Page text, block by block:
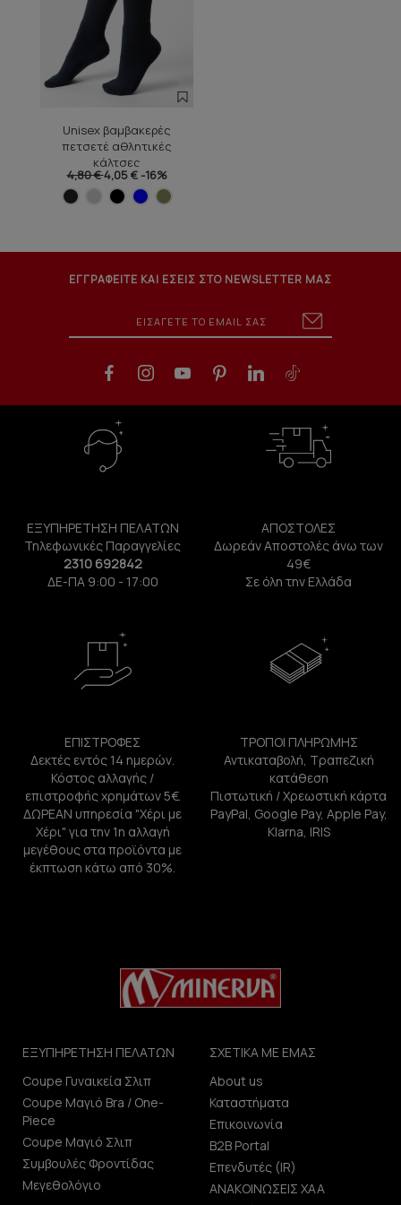
Unisex βαμβακερές
πετσετέ αθλητικές
κάλτσες
4,80 €4,05 € -16%
ΕΓΓΡΑΦΕΙΤΕ ΚΑΙ ΕΣΕΙΣ ΣΤΟ NEWSLETTER ΜΑΣ
ΕΞΥΠΗΡΕΤΗΣΗ ΠΕΛΑΤΩΝ
Τηλεφωνικές Παραγγελίες
2310 692842
ΔΕ-ΠΑ 9:00 - 17:00
ΑΠΟΣΤΟΛΕΣ
Δωρεάν Αποστολές άνω των
49€
Σε όλη την Ελλάδα
ΕΠΙΣΤΡΟΦΕΣ
Δεκτές εντός 14 ημερών.
Κόστος αλλαγής /
επιστροφής χρημάτων 5€.
ΔΩΡΕΑΝ υπηρεσία "Χέρι με
Χέρι" για την 1η αλλαγή
μεγέθους στα προϊόντα με
έκπτωση κάτω από 30%.
ΤΡΟΠΟΙ ΠΛΗΡΩΜΗΣ
Αντικαταβολή, Τραπεζική
κατάθεση
Πιστωτική / Χρεωστική κάρτα
PayPal, Google Pay, Apple Pay,
Klarna, IRIS
ΕΞΥΠΗΡΕΤΗΣΗ ΠΕΛΑΤΩΝ
Coupe Γυναικεία Σλιπ
Coupe Μαγιό Bra / One-
Piece
Coupe Μαγιό Σλιπ
Συμβουλές Φροντίδας
Μεγεθολόγιο
ΣΧΕΤΙΚΑ ΜΕ ΕΜΑΣ
About us
Καταστήματα
Επικοινωνία
B2B Portal
Επενδυτές (IR)
ΑΝΑΚΟΙΝΩΣΕΙΣ ΧΑΑ